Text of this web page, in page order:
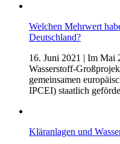
Welchen Mehrwert
Deutschland?
16. Juni 2021 | Im Mai
Wasserstoff-
gemeinsamen
IPCEI) staatlich
Kläranlagen und